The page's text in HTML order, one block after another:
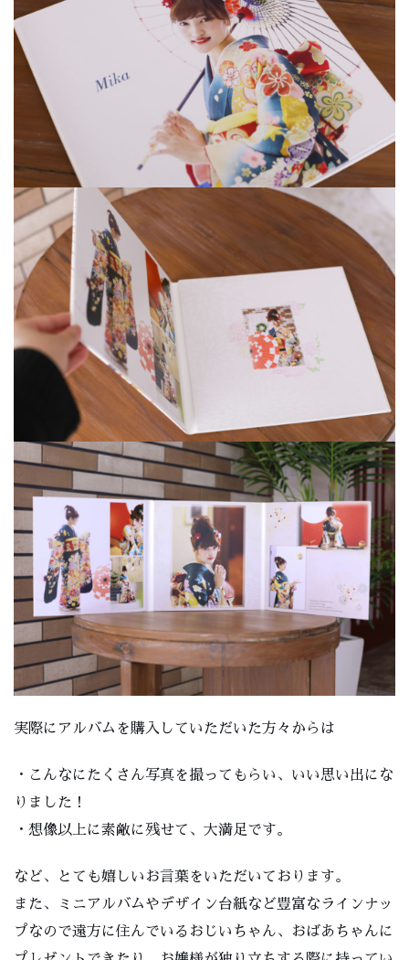
実際にアルバムを購入していただいた方々からは
・こんなにたくさん写真を撮ってもらい、いい思い出にな
りました！
・想像以上に素敵に残せて、大満足です。
など、とても嬉しいお言葉をいただいております。
また、ミニアルバムやデザイン台紙など豊富なラインナッ
プなので遠方に住んでいるおじいちゃん、おばあちゃんに